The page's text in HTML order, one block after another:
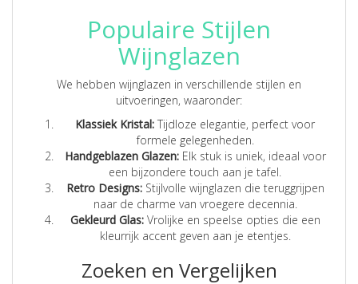
Populaire Stijlen
Wijnglazen
We hebben wijnglazen in verschillende stijlen en
uitvoeringen, waaronder:
Klassiek Kristal: Tijdloze elegantie, perfect voor
formele gelegenheden.
Handgeblazen Glazen:Elk stuk is uniek, ideaal voor
een bijzondere touch aan je tafel.
Retro Designs:Stijlvolle wijnglazen die teruggrijpen
naar de charme van vroegere decennia.
Gekleurd Glas:Vrolijke en speelse opties die een
kleurrijk accent geven aan je etentjes.
Zoeken en Vergelijken